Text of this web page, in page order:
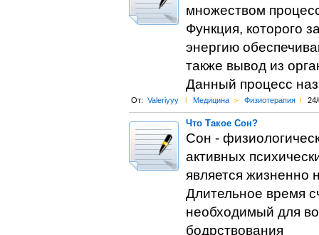
множеством
Функция, которого
энергию
также вывод из
Данный процесс
От: Valeriyyy l Медицина > Физиотерапия l
Что Такое Сон?
Сон -
активных
является
Длительное время
необходимый для
бодрствования